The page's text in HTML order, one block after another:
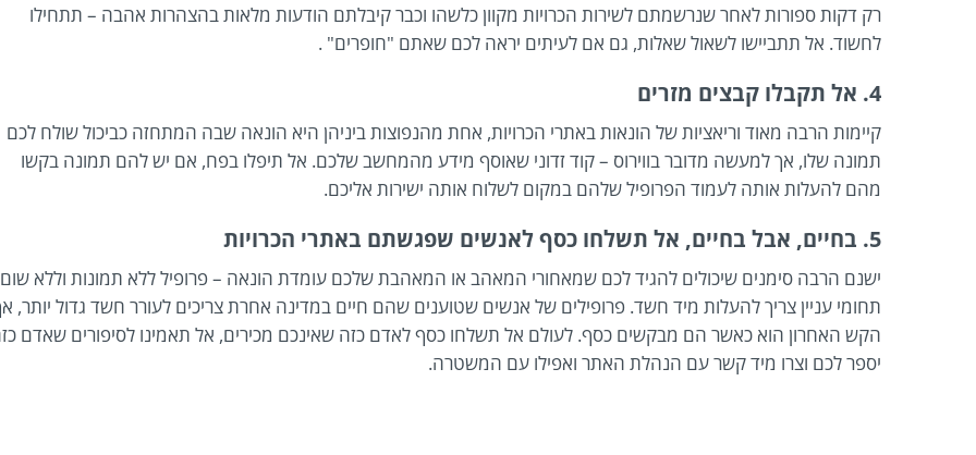
רק דקות ספורות לאחר שנרשמתם לשירות הכרויות מקוון כלשהו וכבר קיבלתם הודעות מלאות בהצהרות אהבה – תתחילו
לחשוד. אל תתביישו לשאול שאלות, גם אם לעיתים יראה לכם שאתם "חופרים" .
4. אל תקבלו קבצים מזרים
קיימות הרבה מאוד וריאציות של הונאות באתרי הכרויות, אחת מהנפוצות ביניהן היא הונאה שבה המתחזה כביכול שולח לכם
תמונה שלו, אך למעשה מדובר בווירוס – קוד זדוני שאוסף מידע מהמחשב שלכם. אל תיפלו בפח, אם יש להם תמונה בקשו
מהם להעלות אותה לעמוד הפרופיל שלהם במקום לשלוח אותה ישירות אליכם.
5. בחיים, אבל בחיים, אל תשלחו כסף לאנשים שפגשתם באתרי הכרויות
ישנם הרבה סימנים שיכולים להגיד לכם שמאחורי המאהב או המאהבת שלכם עומדת הונאה – פרופיל ללא תמונות וללא שום
תחומי עניין צריך להעלות מיד חשד. פרופילים של אנשים שטוענים שהם חיים במדינה אחרת צריכים לעורר חשד גדול יותר,
הקש האחרון הוא כאשר הם מבקשים כסף. לעולם אל תשלחו כסף לאדם כזה שאינכם מכירים, אל תאמינו לסיפורים שאדם
יספר לכם וצרו מיד קשר עם הנהלת האתר ואפילו עם המשטרה.